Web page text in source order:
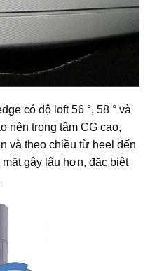
có độ loft 56 °, 58 ° và
nên trọng tâm CG cao,
và theo chiều từ heel đến
gậy lâu hơn, đặc biệt